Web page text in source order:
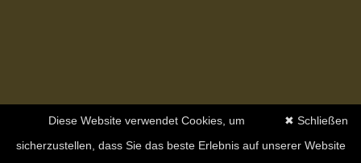
✖ Schließen
Diese Website verwendet Cookies, um
sicherzustellen, dass Sie das beste Erlebnis auf unserer Website